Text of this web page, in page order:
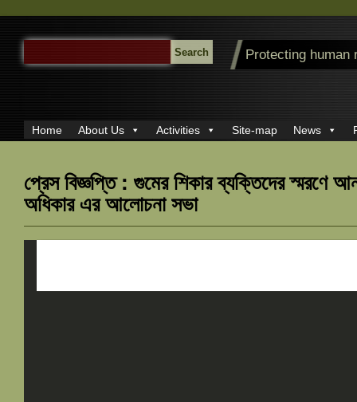
SEARCH
FOR:
Protecting human
Home About Us Activities Site-map News
প্রেস বিজ্ঞপ্তি : গুমের শিকার ব্যক্তিদের স্মরণে
অধিকার এর আলোচনা সভা